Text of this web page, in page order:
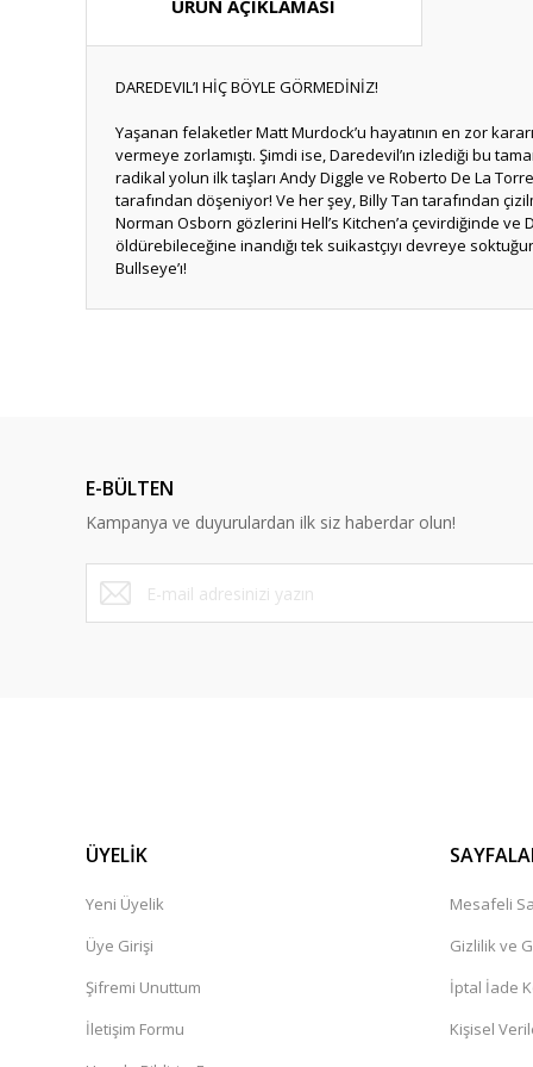
ÜRÜN AÇIKLAMASI
DAREDEVIL’I HİÇ BÖYLE GÖRMEDİNİZ!
Yaşanan felaketler Matt Murdock’u hayatının en zor
vermeye zorlamıştı. Şimdi ise, Daredevil’ın izlediği bu
radikal yolun ilk taşları Andy Diggle ve Roberto De La Torre
tarafından döşeniyor! Ve her şey, Billy Tan tarafından
Norman Osborn gözlerini Hell’s Kitchen’a çevirdiğinde ve
öldürebileceğine inandığı tek suikastçıyı devreye
Bullseye’ı!
Ürün bilgilerinde hatalar bulunuyor.
Ürün fiyatı diğer sitelerden daha pahalı.
Bu ürüne benzer farklı alternatifler olmalı.
E-BÜLTEN
Kampanya ve duyurulardan ilk siz haberdar olun!
ÜYELİK
Yeni Üyelik
Üye Girişi
Şifremi Unuttum
İletişim Formu
Mesafeli
Gizlilik ve
İptal İade
Kişisel